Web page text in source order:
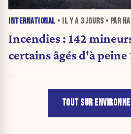
INTERNATIONAL • IL Y A 3 JOURS• PAR
Incendies : 142
certains âgés d'à peine
TOUT SUR